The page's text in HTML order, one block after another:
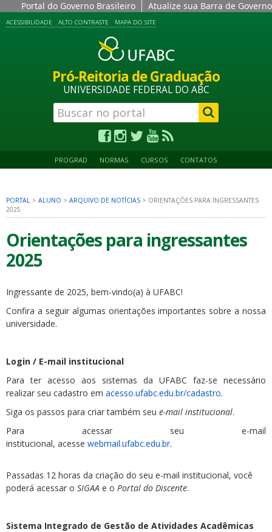
Portal do Governo Brasileiro Atualize sua Barra de Governo
ACESSIBILIDADE ALTO CONTRASTE MAPA DO SITE
Pró-Reitoria de Graduação
UNIVERSIDADE FEDERAL DO ABC
PROGRAD NORMAS CURSOS CONTATOS
PORTAL > ALUNO > ARQUIVO DE NOTÍCIAS > ORIENTAÇÕES PARA INGRESSANTES
2025
Orientações para ingressantes
2025
Ingressante de 2025, bem-vindo(a) à UFABC!
Confira a seguir algumas orientações importantes sobre a nossa
universidade.
Login / E-mail institucional
Para ter acesso aos sistemas da UFABC faz-se necessário
realizar seu cadastro em acesso.ufabc.edu.br/cadastro.
Siga os passos para criar também seu e-mail institucional.
Para acessar seu e-mail
institucional, acesse webmail.ufabc.edu.br.
Passadas 12 horas da criação do seu e-mail institucional, você
poderá acessar o SIGAA e o Portal do Discente.
Sistema Integrado de Gestão de Atividades Acadêmicas